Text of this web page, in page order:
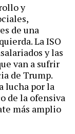
y
de una
La ISO
y las
van a sufrir
de Trump.
lucha por la
de la ofensiva
más amplio